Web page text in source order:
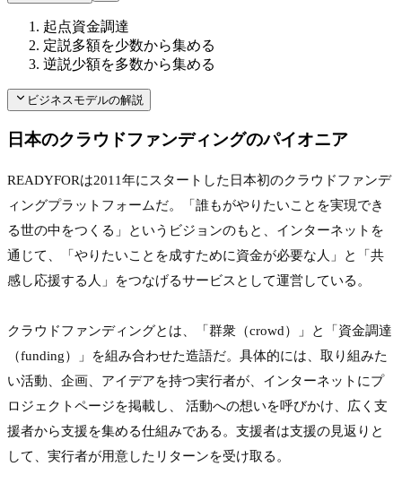
起点資金調達
定説多額を少数から集める
逆説少額を多数から集める
ビジネスモデルの解説
日本のクラウドファンディングのパイオニア
READYFORは2011年にスタートした日本初のクラウドファンデ
ィングプラットフォームだ。「誰もがやりたいことを実現でき
る世の中をつくる」というビジョンのもと、インターネットを
通じて、「やりたいことを成すために資金が必要な人」と「共
感し応援する人」をつなげるサービスとして運営している。
クラウドファンディングとは、「群衆（crowd）」と「資金調達
（funding）」を組み合わせた造語だ。具体的には、取り組みた
い活動、企画、アイデアを持つ実行者が、インターネットにプ
ロジェクトページを掲載し、 活動への想いを呼びかけ、広く支
援者から支援を集める仕組みである。支援者は支援の見返りと
して、実行者が用意したリターンを受け取る。